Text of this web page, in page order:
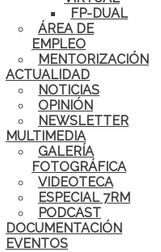
FP-DUAL
ÁREA DE
EMPLEO
MENTORIZACIÓN
ACTUALIDAD
NOTICIAS
OPINIÓN
NEWSLETTER
MULTIMEDIA
GALERÍA
FOTOGRÁFICA
VIDEOTECA
ESPECIAL 7RM
PODCAST
DOCUMENTACIÓN
EVENTOS